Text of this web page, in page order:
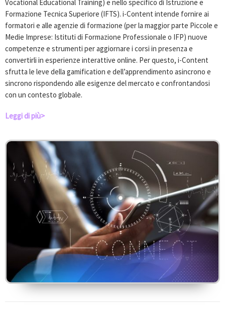
Vocational Educational Training) e nello specifico di Istruzione e
Formazione Tecnica Superiore (IFTS). i-Content intende fornire ai
formatori e alle agenzie di formazione (per la maggior parte Piccole e
Medie Imprese: Istituti di Formazione Professionale o IFP) nuove
competenze e strumenti per aggiornare i corsi in presenza e
convertirli in esperienze interattive online. Per questo, i-Content
sfrutta le leve della gamification e dell’apprendimento asincrono e
sincrono rispondendo alle esigenze del mercato e confrontandosi
con un contesto globale.
Leggi di più>